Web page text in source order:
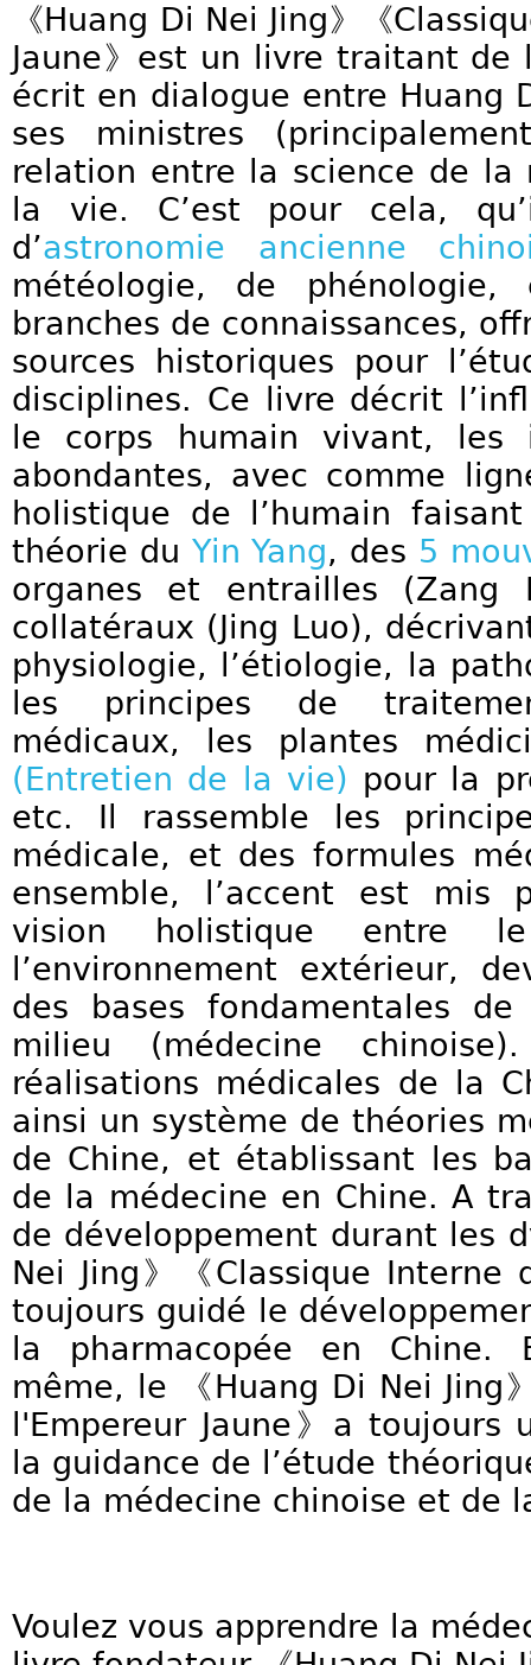
《Huang Di Nei Jing》《
Jaune》est un livre traitant de
écrit en dialogue entre Huang
ses ministres
relation entre la science de la
la vie. C’est pour cela,
d’astronomie ancienne
météologie, de phénologie,
branches de connaissances,
sources historiques pour
disciplines. Ce livre décrit
le corps humain vivant, les
abondantes, avec comme
holistique de l’humain
théorie du Yin Yang, des 5
organes et entrailles (Zang
collatéraux (Jing Luo),
physiologie, l’étiologie, la
les principes de
médicaux, les plantes
(Entretien de la vie) pour la
etc. Il rassemble les
médicale, et des formules
ensemble, l’accent est mis
vision holistique entre
l’environnement extérieur,
des bases fondamentales
milieu (médecine
réalisations médicales de la
ainsi un système de théories
de Chine, et établissant les
de la médecine en Chine. A
de développement durant les
Nei Jing》《Classique Interne
toujours guidé le
la pharmacopée en Chine.
même, le 《Huang Di Nei Jing
l'Empereur Jaune》a
la guidance de l’étude
de la médecine chinoise et de
Voulez vous apprendre la